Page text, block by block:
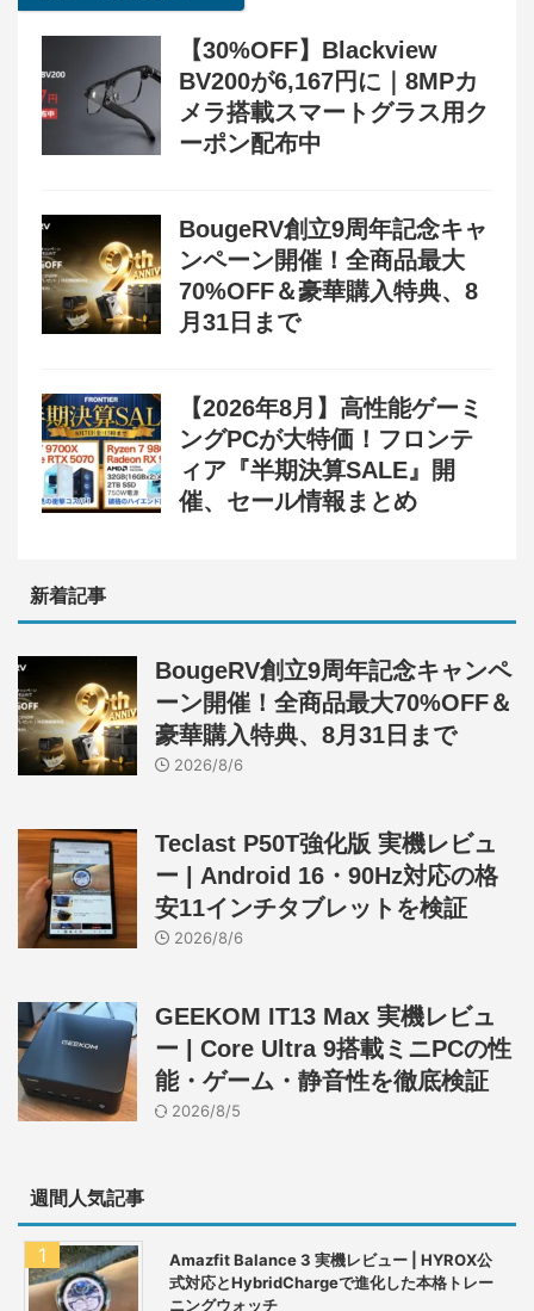
【30%OFF】Blackview
BV200が6,167円に｜8MPカ
メラ搭載スマートグラス用ク
ーポン配布中
BougeRV創立9周年記念キャ
ンペーン開催！全商品最大
70%OFF＆豪華購入特典、8
月31日まで
【2026年8月】高性能ゲーミ
ングPCが大特価！フロンテ
ィア『半期決算SALE』開
催、セール情報まとめ
新着記事
BougeRV創立9周年記念キャンペ
ーン開催！全商品最大70%OFF＆
豪華購入特典、8月31日まで
2026/8/6
Teclast P50T強化版 実機レビュ
ー | Android 16・90Hz対応の格
安11インチタブレットを検証
2026/8/6
GEEKOM IT13 Max 実機レビュ
ー | Core Ultra 9搭載ミニPCの性
能・ゲーム・静音性を徹底検証
2026/8/5
週間人気記事
Amazfit Balance 3 実機レビュー | HYROX公
式対応とHybridChargeで進化した本格トレー
ニングウォッチ